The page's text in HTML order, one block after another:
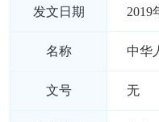
发文日期 2019
名称 中华
文号 无